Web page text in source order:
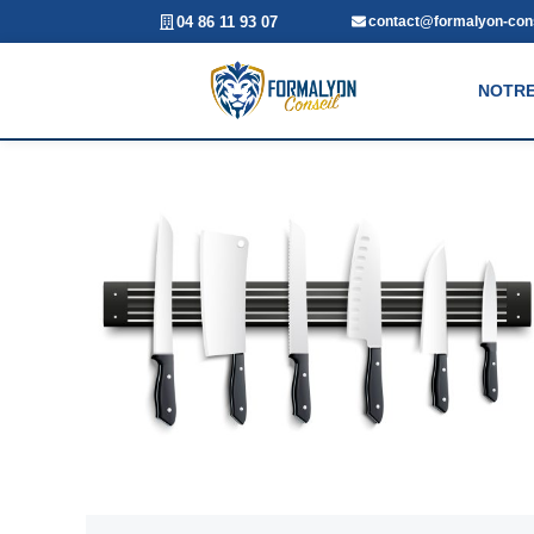
04 86 11 93 07 contact@formalyon-